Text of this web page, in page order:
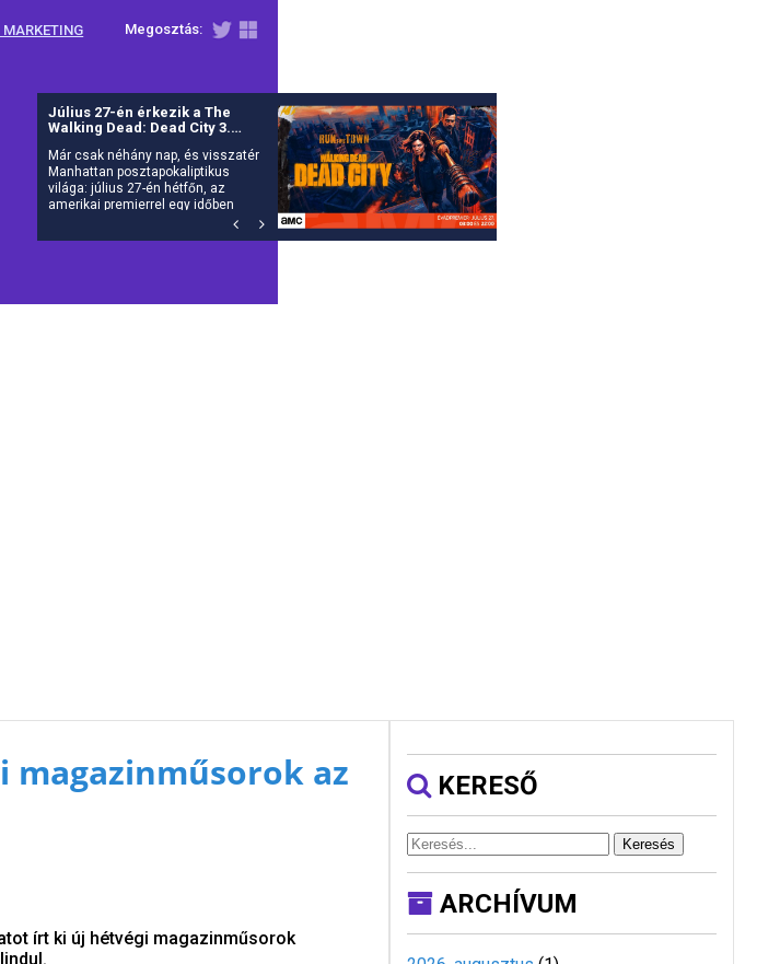
Megosztás:
MARKETING
Július 27-én érkezik a The
Walking Dead: Dead City 3.
Már csak néhány nap, és visszatér
Manhattan posztapokaliptikus
világa: július 27-én hétfőn, az
amerikai premierrel egy időben
debütál itthon is az AMC-n a The
az
írt ki új hétvégi magazinműsorok
KERESŐ
Keresés
ARCHÍVUM